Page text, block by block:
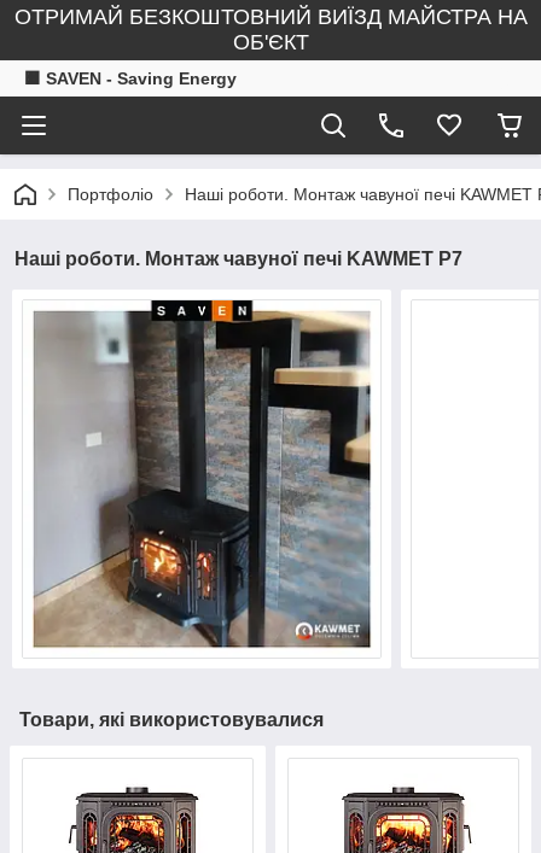
ОТРИМАЙ БЕЗКОШТОВНИЙ ВИЇЗД МАЙСТРА НА
ОБ'ЄКТ
🟧 SAVEN - Saving Energy
Портфоліо Наші роботи. Монтаж чавуної печі KAWMET
Наші роботи. Монтаж чавуної печі KAWMET P7
Товари, які використовувалися